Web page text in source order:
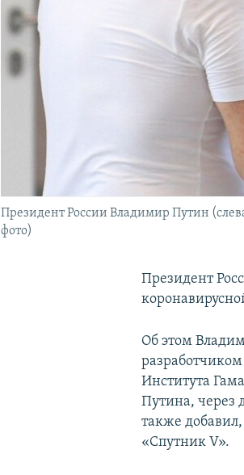
Президент России Владимир Путин
фото)
Президент
Об этом
Института
Путина, через
также
«Спутник V».